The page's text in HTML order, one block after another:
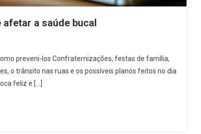
afetar a saúde bucal
preveni-los Confraternizações, festas de família,
o trânsito nas ruas e os possíveis planos feitos no dia
feliz e […]